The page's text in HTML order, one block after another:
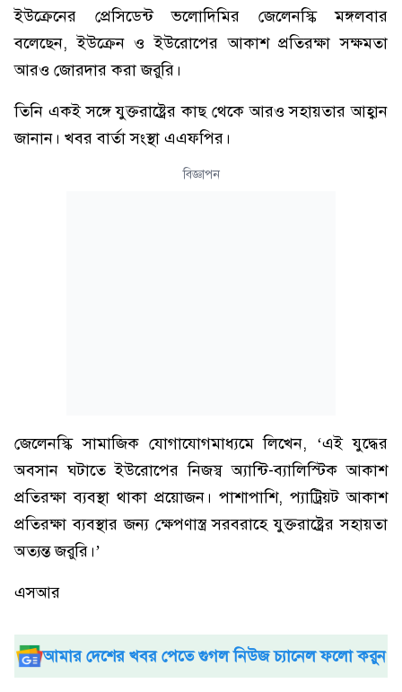
ইউক্রেনের প্রেসিডেন্ট ভলোদিমির জেলেনস্কি মঙ্গলবার
বলেছেন, ইউক্রেন ও ইউরোপের আকাশ প্রতিরক্ষা সক্ষমতা
আরও জোরদার করা জরুরি।
তিনি একই সঙ্গে যুক্তরাষ্ট্রের কাছ থেকে আরও সহায়তার আহ্বান
জানান। খবর বার্তা সংস্থা এএফপির।
বিজ্ঞাপন
জেলেনস্কি সামাজিক যোগাযোগমাধ্যমে লিখেন, ‘এই যুদ্ধের
অবসান ঘটাতে ইউরোপের নিজস্ব অ্যান্টি-ব্যালিস্টিক আকাশ
প্রতিরক্ষা ব্যবস্থা থাকা প্রয়োজন। পাশাপাশি, প্যাট্রিয়ট আকাশ
প্রতিরক্ষা ব্যবস্থার জন্য ক্ষেপণাস্ত্র সরবরাহে যুক্তরাষ্ট্রের সহায়তা
অত্যন্ত জরুরি।’
এসআর
আমার দেশের খবর পেতে গুগল নিউজ চ্যানেল ফলো করুন